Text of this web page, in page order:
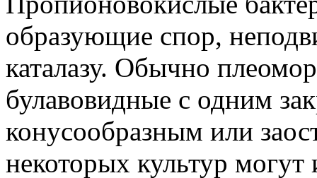
образующие спор,
каталазу. Обычно
булавовидные с одним
конусообразным или
некоторых культур